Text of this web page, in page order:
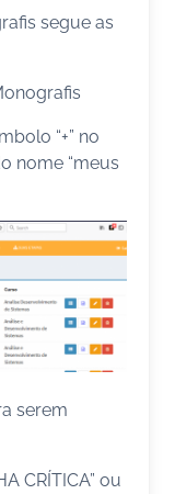
segue as
“+” no
nome “meus
serem
CRÍTICA” ou